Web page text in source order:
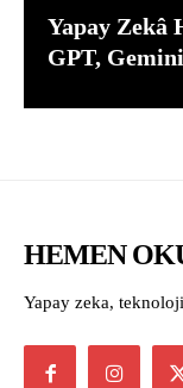
Yapay Zekâ
GPT,
HEMEN
Yapay zeka,